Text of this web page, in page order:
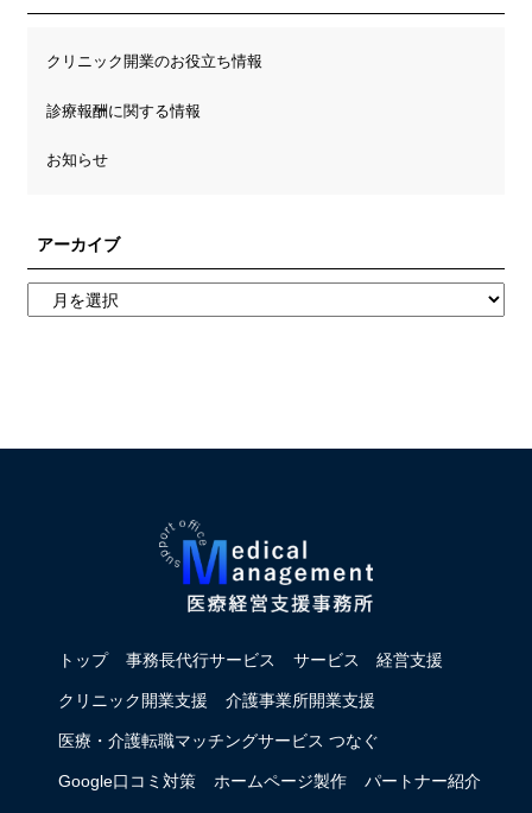
クリニック開業のお役立ち情報
診療報酬に関する情報
お知らせ
アーカイブ
トップ 事務長代行サービス サービス 経営支援
クリニック開業支援 介護事業所開業支援
医療・介護転職マッチングサービス つなぐ
Google口コミ対策 ホームページ製作 パートナー紹介